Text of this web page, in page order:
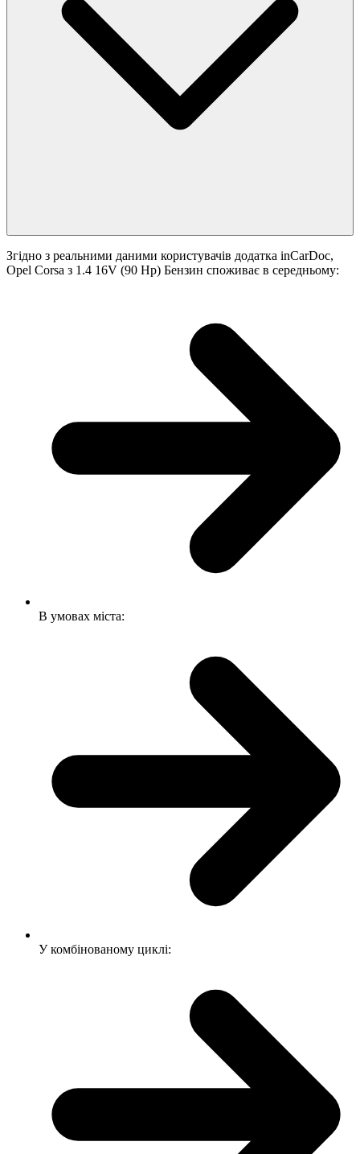
Згідно з реальними даними користувачів додатка inCarDoc,
Opel Corsa з 1.4 16V (90 Hp) Бензин споживає в середньому:
В умовах міста:
У комбінованому циклі: